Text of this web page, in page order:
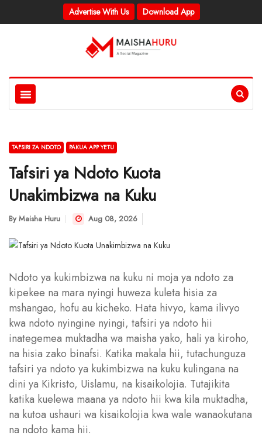
Advertise With Us Download App
TAFSIRI ZA NDOTO PAKUA APP YETU
Tafsiri ya Ndoto Kuota
Unakimbizwa na Kuku
By Maisha Huru Aug 08, 2026
Ndoto ya kukimbizwa na kuku ni moja ya ndoto za
kipekee na mara nyingi huweza kuleta hisia za
mshangao, hofu au kicheko. Hata hivyo, kama ilivyo
kwa ndoto nyingine nyingi, tafsiri ya ndoto hii
inategemea muktadha wa maisha yako, hali ya kiroho,
na hisia zako binafsi. Katika makala hii, tutachunguza
tafsiri ya ndoto ya kukimbizwa na kuku kulingana na
dini ya Kikristo, Uislamu, na kisaikolojia. Tutajikita
katika kuelewa maana ya ndoto hii kwa kila muktadha,
na kutoa ushauri wa kisaikolojia kwa wale wanaokutana
na ndoto kama hii.